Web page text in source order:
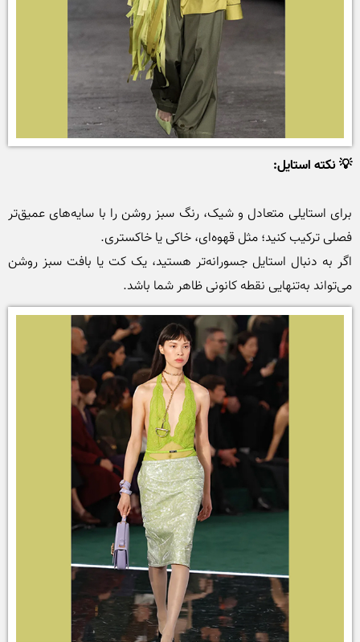
💡 نکته استایل:
می‌تواند به‌تنهایی نقطه کانونی ظاهر شما باشد.